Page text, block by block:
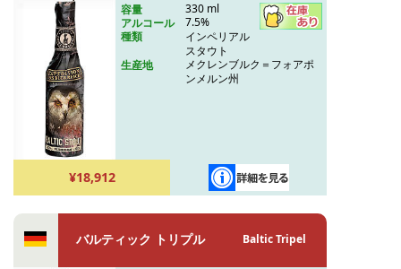
容量
330 ml
アルコール
7.5%
種類
インペリアル
スタウト
生産地
メクレンブルク＝フォアポ
ンメルン州
¥18,912
バルティック トリプル Baltic Tripel